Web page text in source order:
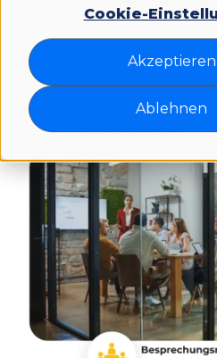
Cookie-
Akzeptieren
Ablehnen
Demo vereinbaren